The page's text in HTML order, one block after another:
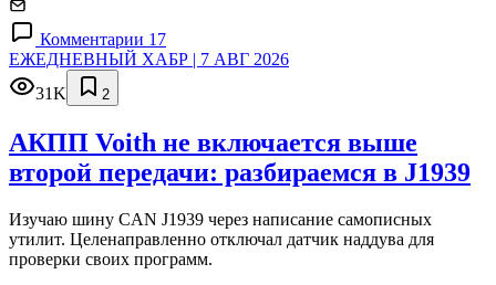
Комментарии 17
ЕЖЕДНЕВНЫЙ ХАБР | 7 АВГ 2026
31K
2
АКПП Voith не включается выше
второй передачи: разбираемся в J1939
Изучаю шину CAN J1939 через написание самописных
утилит. Целенаправленно отключал датчик наддува для
проверки своих программ.